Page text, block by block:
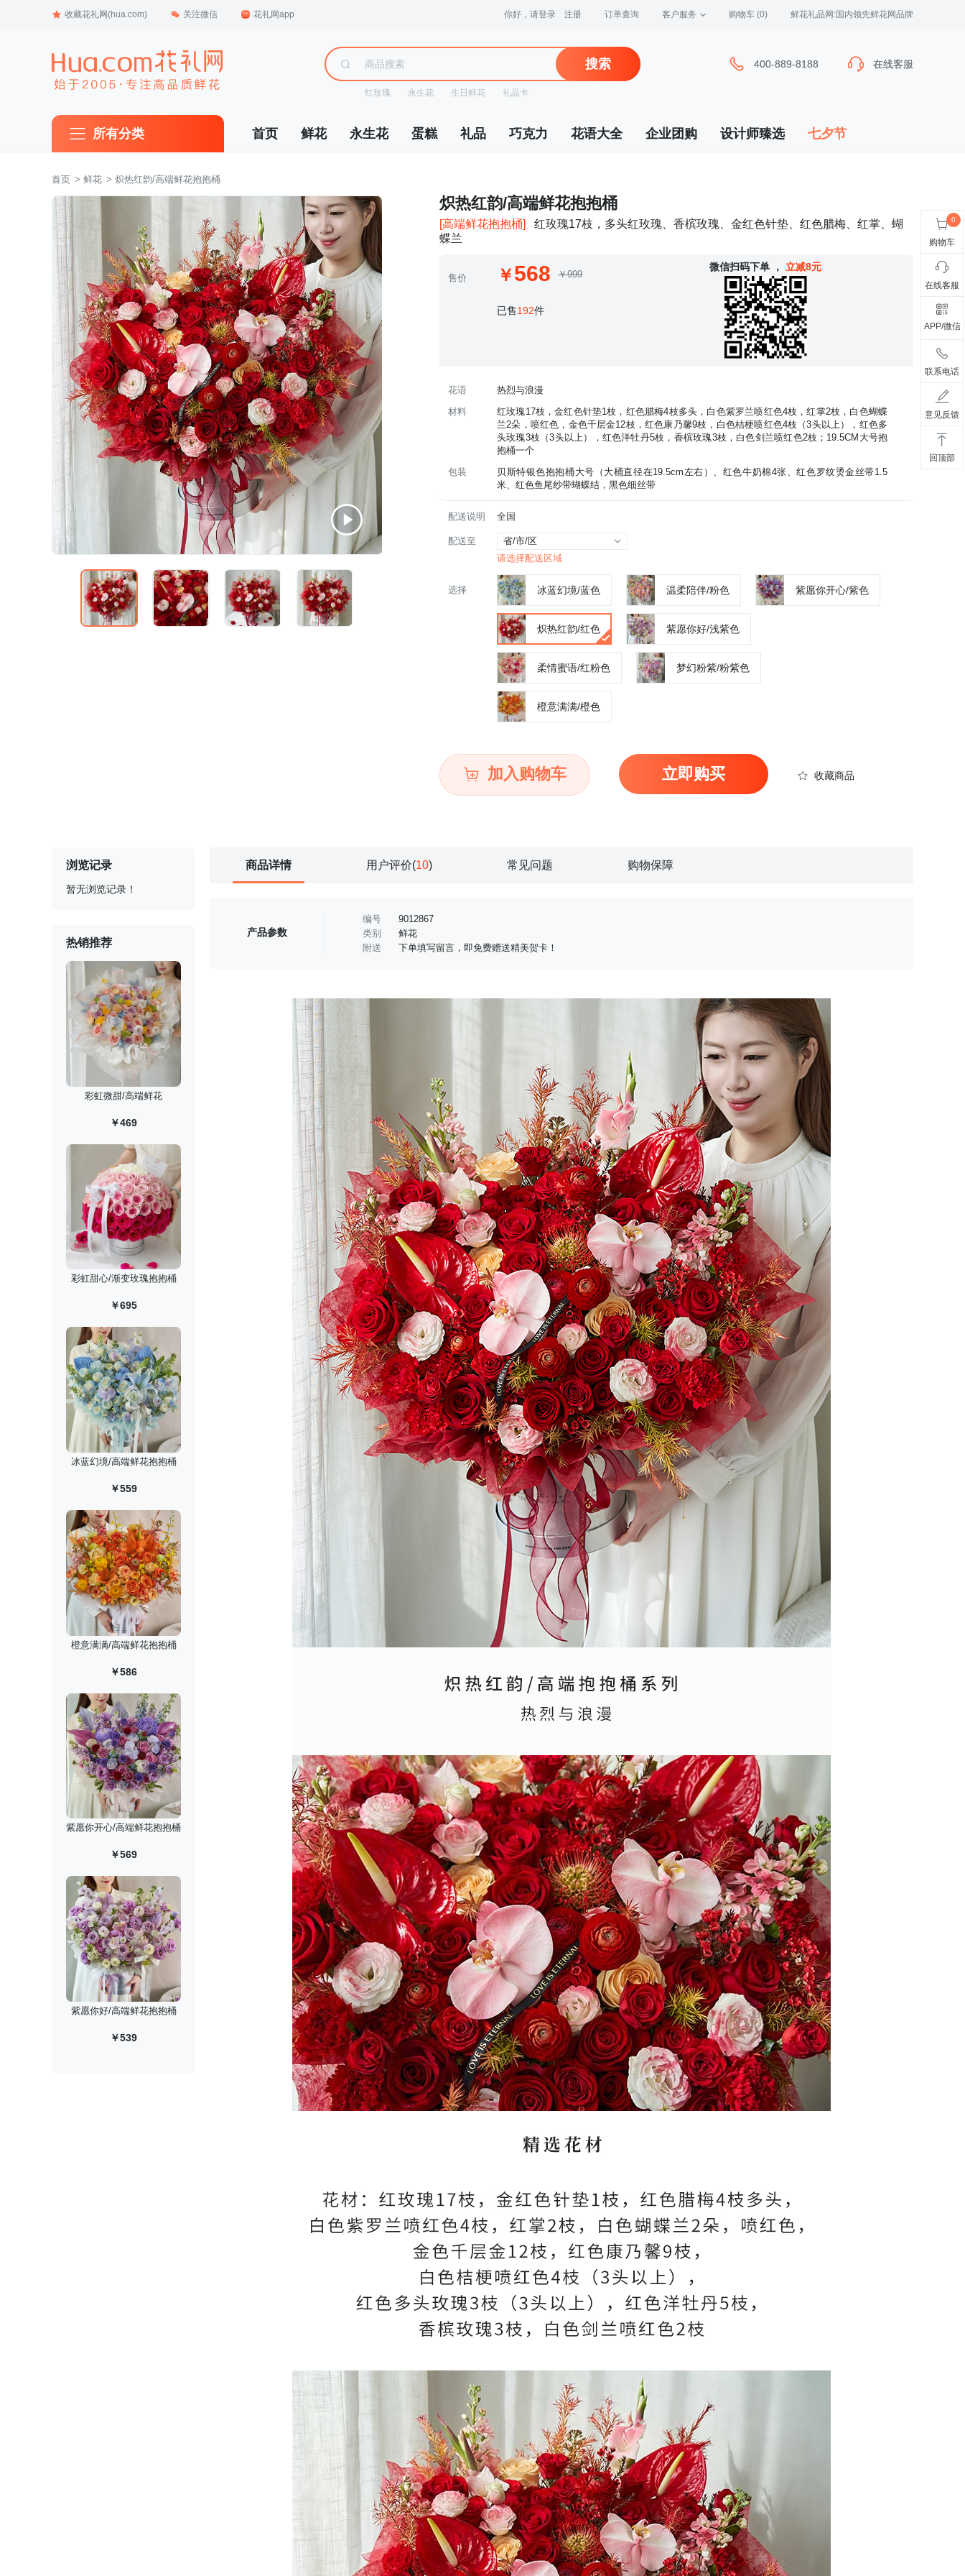
收藏花礼网(hua.com) 关注微信 花礼网app 你好，请登录 注册 订单查询 客户服务 购物车 (0) 鲜花礼品网:国内领先鲜花网品牌
搜索
红玫瑰 永生花 生日鲜花 礼品卡
400-889-8188 在线客服
400-889-8188 在线客服
所有分类 首页 鲜花 永生花 蛋糕 礼品 巧克力 花语大全 企业团购 设计师臻选 七夕节
首页 > 鲜花 > 炽热红韵/高端鲜花抱抱桶
炽热红韵/高端鲜花抱抱桶
[高端鲜花抱抱桶]
红玫瑰17枝，多头红玫瑰、香槟玫瑰、金红色针垫、红色腊梅、红掌、蝴
蝶兰
售价 568 ￥999
微信扫码下单 ， 立减8元
已售192件
花语
热烈与浪漫
材料
红玫瑰17枝，金红色针垫1枝，红色腊梅4枝多头，白色紫罗兰喷红色4枝，红掌2枝，白色蝴蝶
兰2朵，喷红色，金色千层金12枝，红色康乃馨9枝，白色桔梗喷红色4枝（3头以上），红色多
头玫瑰3枝（3头以上），红色洋牡丹5枝，香槟玫瑰3枝，白色剑兰喷红色2枝；19.5CM大号抱
抱桶一个
包装
贝斯特银色抱抱桶大号（大桶直径在19.5cm左右）、红色牛奶棉4张、红色罗纹烫金丝带1.5
米、红色鱼尾纱带蝴蝶结，黑色细丝带
配送说明 全国
配送至
省/市/区
请选择配送区域
选择 冰蓝幻境/蓝色 温柔陪伴/粉色 紫愿你开心/紫色
炽热红韵/红色 紫愿你好/浅紫色
柔情蜜语/红粉色 梦幻粉紫/粉紫色
橙意满满/橙色
加入购物车 立即购买 收藏商品
购物车
在线客服
APP/微信
联系电话
意见反馈
回顶部
浏览记录
暂无浏览记录！
热销推荐
彩虹微甜/高端鲜花
￥469
彩虹甜心/渐变玫瑰抱抱桶
￥695
冰蓝幻境/高端鲜花抱抱桶
￥559
橙意满满/高端鲜花抱抱桶
￥586
紫愿你开心/高端鲜花抱抱桶
￥569
紫愿你好/高端鲜花抱抱桶
￥539
商品详情 用户评价(10) 常见问题 购物保障
产品参数
编号
9012867
类别
鲜花
附送
下单填写留言，即免费赠送精美贺卡！